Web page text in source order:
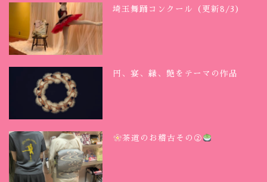
埼玉舞踊コンクール（更新8/3）
円、宴、縁、艶をテーマの作品
茶道のお稽古その②